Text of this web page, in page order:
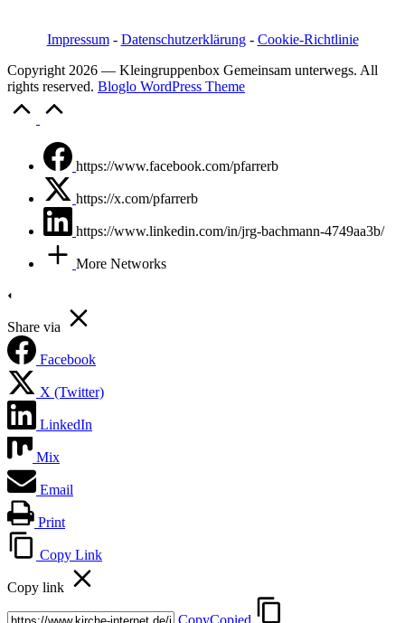
Impressum- Datenschutzerklärung- Cookie-Richtlinie
Copyright 2026 — Kleingruppenbox Gemeinsam unterwegs. All
rights reserved. Bloglo WordPress Theme
https://www.facebook.com/pfarrerb
https://x.com/pfarrerb
https://www.linkedin.com/in/jrg-bachmann-4749aa3b/
More Networks
Share via
Facebook
X (Twitter)
LinkedIn
Mix
Email
Print
Copy Link
Copy link
CopyCopied